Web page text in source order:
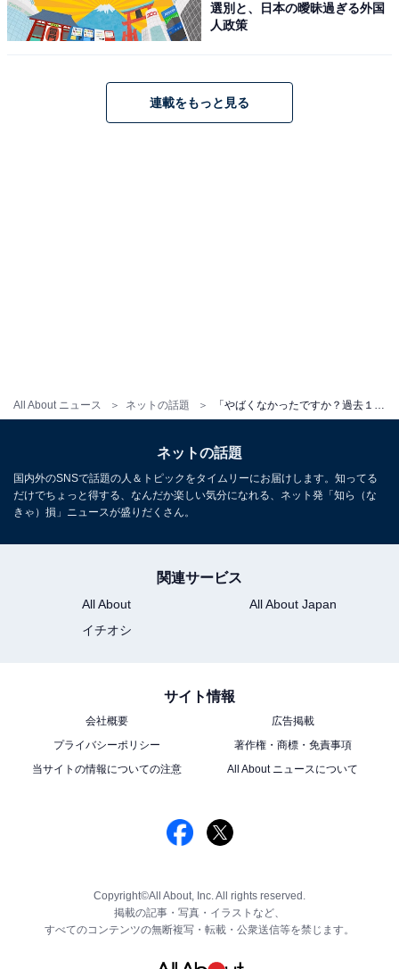
All About ニュース ネットの話題
選別と、日本の曖昧過ぎる外国
人政策
連載をもっと見る
ネットの話題
国内外のSNSで話題の人＆トピックをタイムリーにお届けします。知ってる
だけでちょっと得する、なんだか楽しい気分になれる、ネット発「知ら（な
きゃ）損」ニュースが盛りだくさん。
関連サービス
All About
All About Japan
イチオシ
サイト情報
会社概要
広告掲載
プライバシーポリシー
著作権・商標・免責事項
当サイトの情報についての注意
All About ニュースについて
Copyright©All About, Inc. All rights reserved.
掲載の記事・写真・イラストなど、
すべてのコンテンツの無断複写・転載・公衆送信等を禁じます。